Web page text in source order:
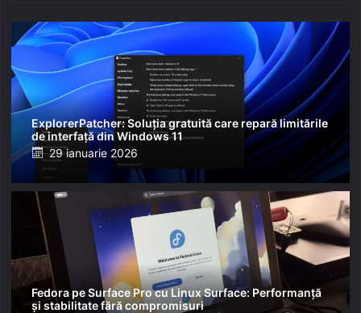
ExplorerPatcher: Soluția gratuită care repară limitările
de interfață din Windows 11
Posted
on
29 ianuarie 2026
Fedora pe Surface Pro cu Linux Surface: Performanță
și stabilitate fără compromisuri